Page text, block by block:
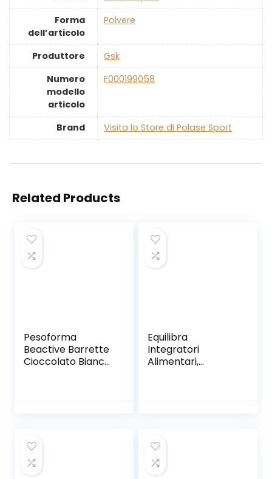
Forma
dell’articolo
‎Polvere
Produttore
‎Gsk
Numero
modello
articolo
‎F000199058
Brand Visita lo Store di Polase Sport
Related Products
Pesoforma
Beactive Barrette
Cioccolato Bianco
Equilibra
Integratori
Alimentari,
Zuccheri e Ricco di
Fibre, 24 Barrette
da 35 g